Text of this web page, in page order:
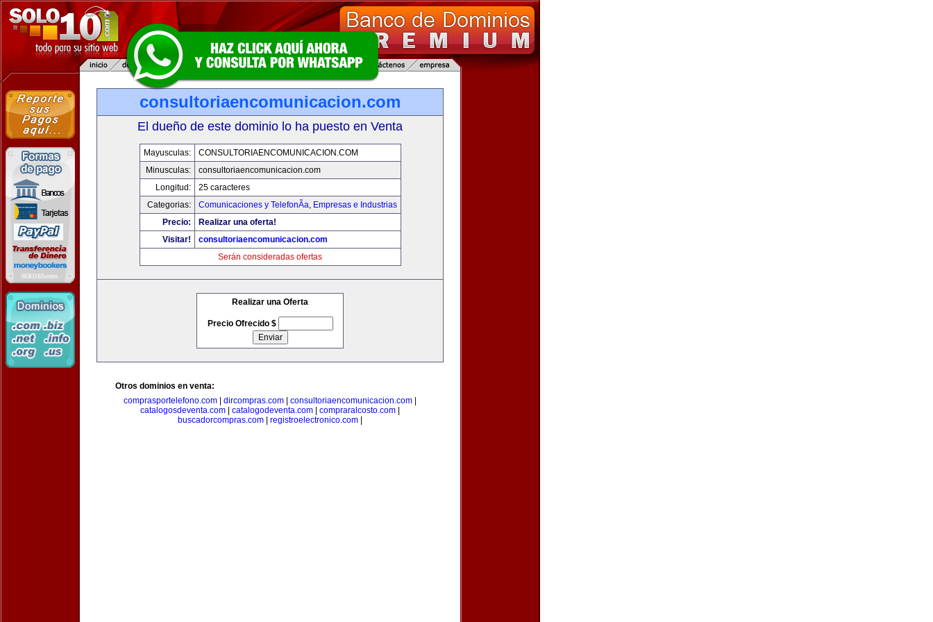
consultoriaencomunicacion.com
El dueño de este dominio lo ha puesto en Venta
Mayusculas:
CONSULTORIAENCOMUNICACION.COM
Minusculas:
consultoriaencomunicacion.com
Longitud:
25 caracteres
Categorias:
Comunicaciones y TelefonÃ­a, Empresas e Industrias
Precio:
Realizar una oferta!
Visitar!
consultoriaencomunicacion.com
Serán consideradas ofertas
Realizar una Oferta
Precio Ofrecido $
Otros dominios en venta:
comprasportelefono.com
dircompras.com consultoriaencomunicacion.com
catalogosdeventa.com
catalogodeventa.com compraralcosto.com
buscadorcompras.com
registroelectronico.com